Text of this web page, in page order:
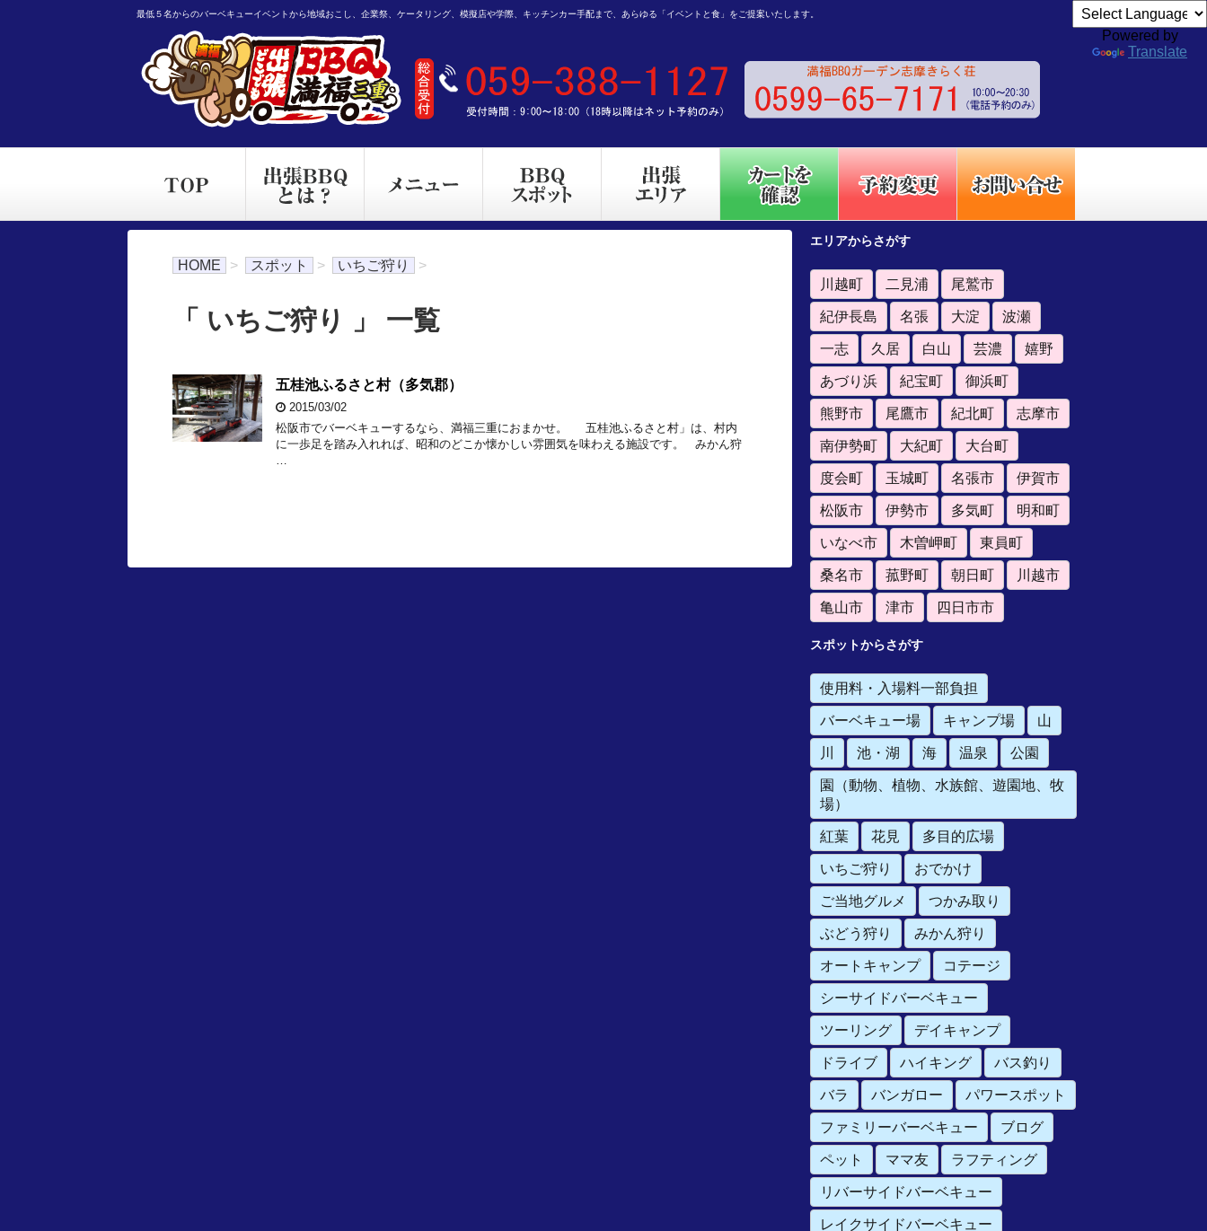
Powered by
Translate
最低５名からのバーベキューイベントから地域おこし、企業祭、ケータリング、模擬店や学際、キッチンカー手配まで、あらゆる「イベントと食」をご提案いたします。
HOME > スポット > いちご狩り >
「 いちご狩り 」 一覧
五桂池ふるさと村（多気郡）
2015/03/02
松阪市でバーベキューするなら、満福三重におまかせ。 五桂池ふるさと村」は、村内
に一歩足を踏み入れれば、昭和のどこか懐かしい雰囲気を味わえる施設です。 みかん狩
…
エリアからさがす
川越町 二見浦
尾鷲市
紀伊長島
名張 大淀
波瀬
一志
久居 白山 芸濃
嬉野
あづり浜
紀宝町
御浜町
熊野市
尾鷹市 紀北町
志摩市
南伊勢町
大紀町
大台町
度会町
玉城町 名張市
伊賀市
松阪市
伊勢市 多気町
明和町
いなべ市
木曽岬町
東員町
桑名市
菰野町 朝日町
川越市
亀山市
津市 四日市市
スポットからさがす
使用料・入場料一部負担
バーベキュー場
キャンプ場
山
川
池・湖 海 温泉
公園
園（動物、植物、水族館、遊園地、牧
場）
紅葉
花見
多目的広場
いちご狩り
おでかけ
ご当地グルメ
つかみ取り
ぶどう狩り
みかん狩り
オートキャンプ
コテージ
シーサイドバーベキュー
ツーリング
デイキャンプ
ドライブ
ハイキング
バス釣り
バラ
バンガロー
パワースポット
ファミリーバーベキュー
ブログ
ペット
ママ友
ラフティング
リバーサイドバーベキュー
レイクサイドバーベキュー